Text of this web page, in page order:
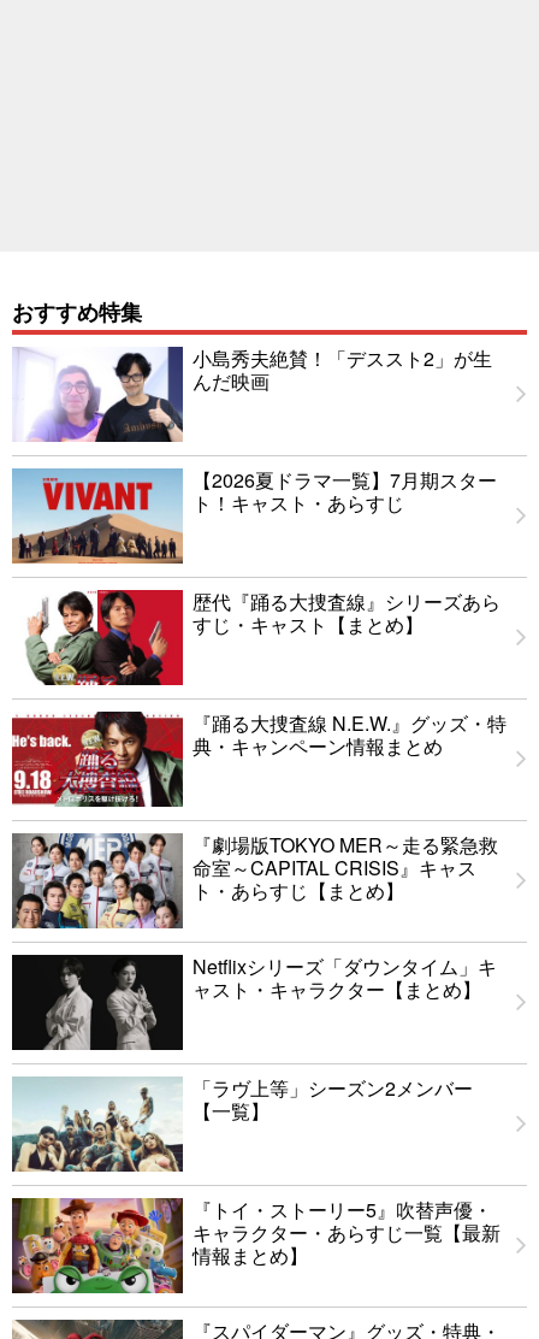
おすすめ特集
小島秀夫絶賛！「デススト2」が生
んだ映画
【2026夏ドラマ一覧】7月期スター
ト！キャスト・あらすじ
歴代『踊る大捜査線』シリーズあら
すじ・キャスト【まとめ】
『踊る大捜査線 N.E.W.』グッズ・特
典・キャンペーン情報まとめ
『劇場版TOKYO MER～走る緊急救
命室～CAPITAL CRISIS』キャス
ト・あらすじ【まとめ】
Netflixシリーズ「ダウンタイム」キ
ャスト・キャラクター【まとめ】
「ラヴ上等」シーズン2メンバー
【一覧】
『トイ・ストーリー5』吹替声優・
キャラクター・あらすじ一覧【最新
情報まとめ】
『スパイダーマン』グッズ・特典・